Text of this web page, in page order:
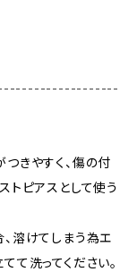
きやすく、傷の付
トピアスとして使う
溶けてしまう為エ
て洗ってください。